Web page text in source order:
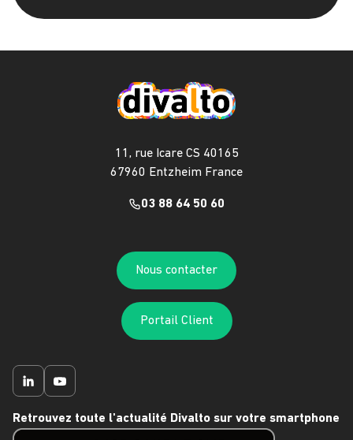
11, rue Icare CS 40165
67960 Entzheim France
03 88 64 50 60
Nous contacter
Portail Client
Retrouvez toute l'actualité Divalto sur votre smartphone